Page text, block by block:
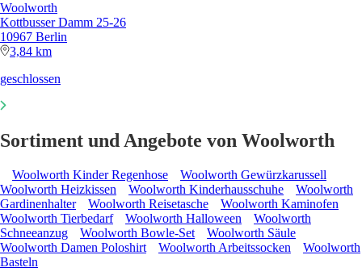
Woolworth
Kottbusser Damm 25-26
10967 Berlin
3,84 km
geschlossen
Sortiment und Angebote von Woolworth
Woolworth Kinder Regenhose
Woolworth Gewürzkarussell
Woolworth Heizkissen
Woolworth Kinderhausschuhe
Woolworth
Gardinenhalter
Woolworth Reisetasche
Woolworth Kaminofen
Woolworth Tierbedarf
Woolworth Halloween
Woolworth
Schneeanzug
Woolworth Bowle-Set
Woolworth Säule
Woolworth Damen Poloshirt
Woolworth Arbeitssocken
Woolworth
Basteln